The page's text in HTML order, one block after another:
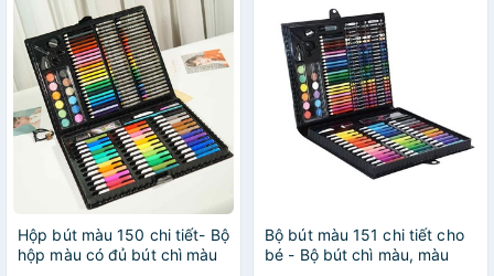
Hộp bút màu 150 chi tiết- Bộ
hộp màu có đủ bút chì màu
Bộ bút màu 151 chi tiết cho
bé - Bộ bút chì màu, màu